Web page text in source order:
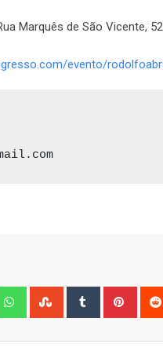
Marquês de São Vicente,
evento/
WhatsappStumbleUpon
Tumblr